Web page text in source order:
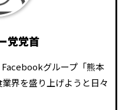
党党首
グループ「熊本
界を盛り上げようと日々